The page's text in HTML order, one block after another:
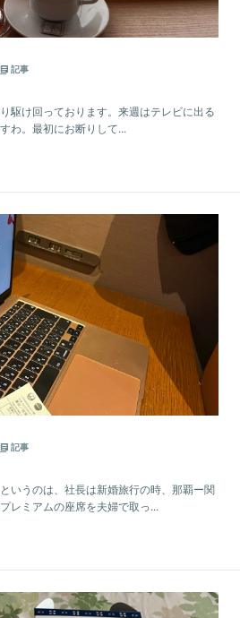
記事
駆け回っております。来週はテレビに出る
わ。最初にお断りして...
記事
いうのは、社長は新婚旅行の時、那覇ー関
レミアムの座席を夫婦で取っ...